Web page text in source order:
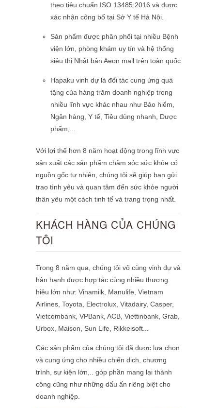
theo tiêu chuẩn ISO 13485:2016 và được
xác nhận công bố tại Sở Y tế Hà Nội.
Sản phẩm được phân phối tại nhiều Bệnh
viện lớn, phòng khám uy tín và hệ thống
siêu thị Nhật bản Aeon mall trên toàn quốc
Hapaku vinh dự là đối tác cung ứng quà
tặng của hàng trăm doanh nghiệp trong
nhiều lĩnh vực khác nhau như Bảo hiểm,
Ngân hàng, Y tế, Tiêu dùng nhanh, Dược
phẩm,...
Với lợi thế hơn 8 năm hoạt động trong lĩnh vực
sản xuất các sản phẩm chăm sóc sức khỏe có
nguồn gốc tự nhiên, chúng tôi sẽ giúp bạn gửi
trao tình yêu và quan tâm đến sức khỏe người
thân yêu một cách tinh tế và trang trọng nhất.
KHÁCH HÀNG CỦA CHÚNG
TÔI
Trong 8 năm qua, chúng tôi vô cùng vinh dự và
hân hạnh được hợp tác cùng nhiều thương
hiệu lớn như: Vinamilk, Manulife, Vietnam
Airlines, Toyota, Electrolux, Vitadairy, Casper,
Vietcombank, VPBank, ACB, Viettinbank, Grab,
Urbox, Maison,
Sun Life, Rikkeisoft
Các sản phẩm của chúng tôi đã được lựa chọn
và cung ứng cho nhiều chiến dịch, chương
trình, sự kiện lớn,.. góp phần mang lại thành
công cũng như những dấu ấn riêng biệt cho
doanh nghiệp.